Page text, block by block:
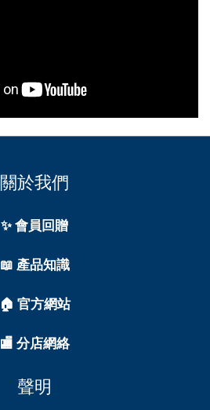
關於我們
✨ 會員回贈
📖 產品知識
🏠 官方網站
🏬 分店網絡
聲明